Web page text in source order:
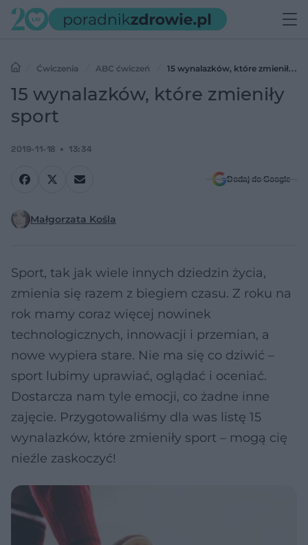
Ćwiczenia ABC ćwiczeń
15 wynalazków, które zmieniły
sport
15 wynalazków, które zmieniły
sport
2019-11-18 13:34
Dodaj do Google
Małgorzata Kośla
Sport, tak jak wiele innych dziedzin życia,
zmienia się razem z biegiem czasu. Z roku na
rok mamy coraz więcej nowinek
technologicznych, innowacji i przemian, a
nowe wypiera stare. Nie ma się co dziwić –
sport lubimy uprawiać, oglądać i oceniać.
Dostarcza nam tyle emocji, co żadne inne
zajęcie. Przygotowaliśmy dla was listę 15
wynalazków, które zmieniły sport – mogą cię
nieźle zaskoczyć!